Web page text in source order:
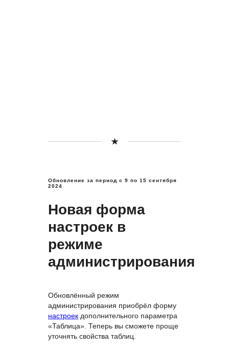
Обновление за период с 9 по 15 сентября
2024
Новая форма
настроек в
режиме
администрирования
Обновлённый режим
администрирования приобрёл форму
настроек дополнительного параметра
«Таблица». Теперь вы сможете проще
уточнять свойства таблиц.